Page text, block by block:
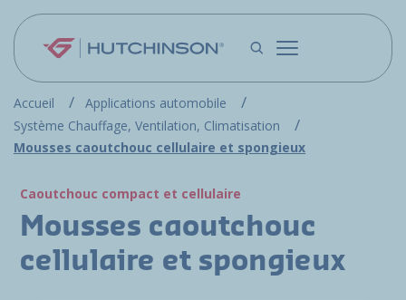
Aller au contenu principal
Accueil
Applications automobile
Système Chauffage, Ventilation, Climatisation
Mousses caoutchouc cellulaire et spongieux
Caoutchouc compact et cellulaire
Mousses caoutchouc
cellulaire et spongieux